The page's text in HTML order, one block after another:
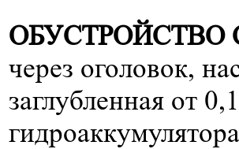
через оголовок,
заглубленная от